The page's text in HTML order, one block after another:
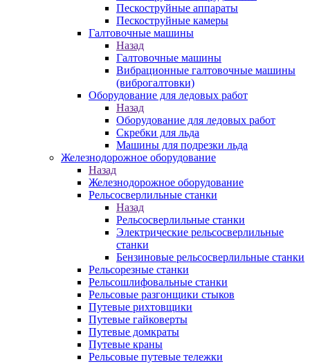
Пескоструйные аппараты
Пескоструйные камеры
Галтовочные машины
Назад
Галтовочные машины
Вибрационные галтовочные машины
(виброгалтовки)
Оборудование для ледовых работ
Назад
Оборудование для ледовых работ
Скребки для льда
Машины для подрезки льда
Железнодорожное оборудование
Назад
Железнодорожное оборудование
Рельсосверлильные станки
Назад
Рельсосверлильные станки
Электрические рельсосверлильные
станки
Бензиновые рельсосверлильные станки
Рельсорезные станки
Рельсошлифовальные станки
Рельсовые разгонщики стыков
Путевые рихтовщики
Путевые гайковерты
Путевые домкраты
Путевые краны
Рельсовые путевые тележки